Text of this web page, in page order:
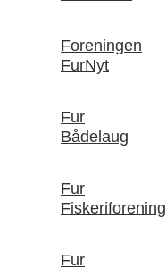
Foreningen
FurNyt
Fur
Bådelaug
Fur
Fiskeriforening
Fur